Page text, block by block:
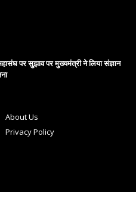
पर सुझाव पर मुख्यमंत्री ने लिया संज्ञान
About Us
Privacy Policy